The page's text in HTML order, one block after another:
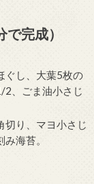
完成）
ぐし、大葉5枚の
2、ごま油小さじ
切り、マヨ小さじ
海苔。